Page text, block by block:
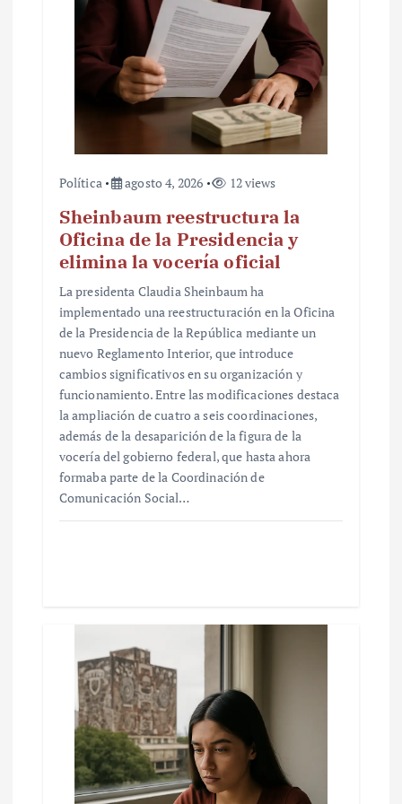
Política agosto 4, 2026 12 views
Sheinbaum reestructura la
Oficina de la Presidencia y
elimina la vocería oficial
La presidenta Claudia Sheinbaum ha
implementado una reestructuración en la Oficina
de la Presidencia de la República mediante un
nuevo Reglamento Interior, que introduce
cambios significativos en su organización y
funcionamiento. Entre las modificaciones destaca
la ampliación de cuatro a seis coordinaciones,
además de la desaparición de la figura de la
vocería del gobierno federal, que hasta ahora
formaba parte de la Coordinación de
Comunicación Social…